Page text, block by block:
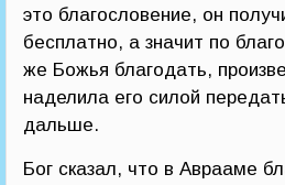
это благословение, он
бесплатно, а значит по
же Божья благодать,
наделила его силой
дальше.
Бог сказал, что в Аврааме